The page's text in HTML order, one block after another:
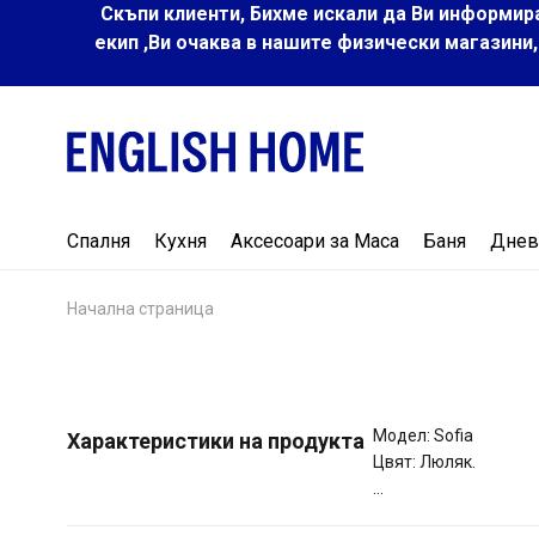
Скъпи клиенти, Бихме искали да Ви
екип ,Ви очаква в нашите физически
Спалня Кухня Аксесоари за Маса Баня
Начална страница
Характеристики на продукта
Модел: Sofia
Цвят: Люляк.